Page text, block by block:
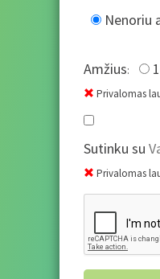
Nenoriu
Amžius:
Privalomas
Sutinku su
Privalomas